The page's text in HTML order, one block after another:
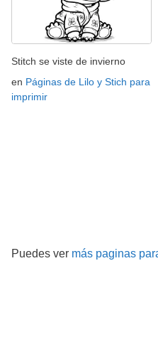
Stitch se viste de invierno
en Páginas de Lilo y Stich para
imprimir
Puedes ver más paginas